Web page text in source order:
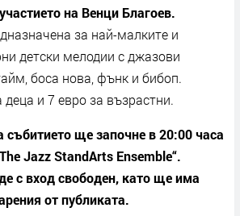
на Венци Благоев.
за най-малките и
детски мелодии с джазови
боса нова, фънк и бибоп.
деца и 7 евро за възрастни.
събитието ще започне в 20:00 часа
Jazz StandArts Ensemble“.
с вход свободен, като ще има
от публиката.